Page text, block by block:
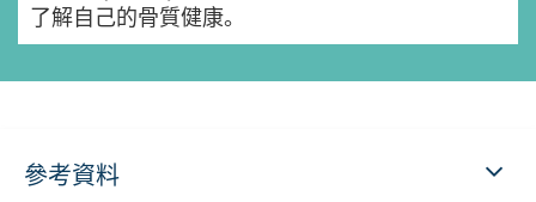
了解自己的骨質健康。
參考資料